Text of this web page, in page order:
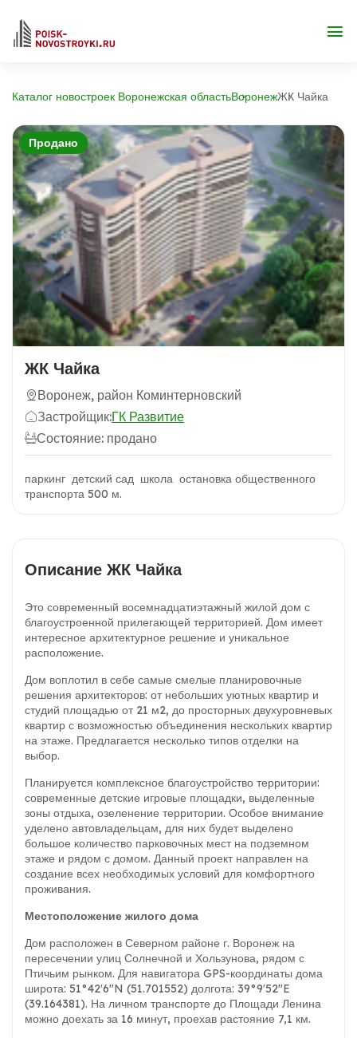
Каталог новостроек Воронежская областьВоронежЖК Чайка
Продано
ЖК Чайка
Воронеж, район Коминтерновский
Застройщик:ГК Развитие
Состояние: продано
паркинг детский сад школа остановка общественного
транспорта 500 м.
Описание ЖК Чайка
Это современный восемнадцатиэтажный жилой дом с
благоустроенной прилегающей территорией. Дом имеет
интересное архитектурное решение и уникальное
расположение.
Дом воплотил в себе самые смелые планировочные
решения архитекторов: от небольших уютных квартир и
студий площадью от 21 м2, до просторных двухуровневых
квартир с возможностью объединения нескольких квартир
на этаже. Предлагается несколько типов отделки на
выбор.
Планируется комплексное благоустройство территории:
современные детские игровые площадки, выделенные
зоны отдыха, озеленение территории. Особое внимание
уделено автовладельцам, для них будет выделено
большое количество парковочных мест на подземном
этаже и рядом с домом. Данный проект направлен на
создание всех необходимых условий для комфортного
проживания.
Местоположение жилого дома
Дом расположен в Северном районе г. Воронеж на
пересечении улиц Солнечной и Хользунова, рядом с
Птичьим рынком. Для навигатора GPS-координаты дома
широта: 51°42′6″N (51.701552) долгота: 39°9′52″E
(39.164381). На личном транспорте до Площади Ленина
можно доехать за 16 минут, проехав растояние 7,1 км.